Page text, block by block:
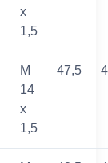
x
1,5
M
14
x
1,5
47,5